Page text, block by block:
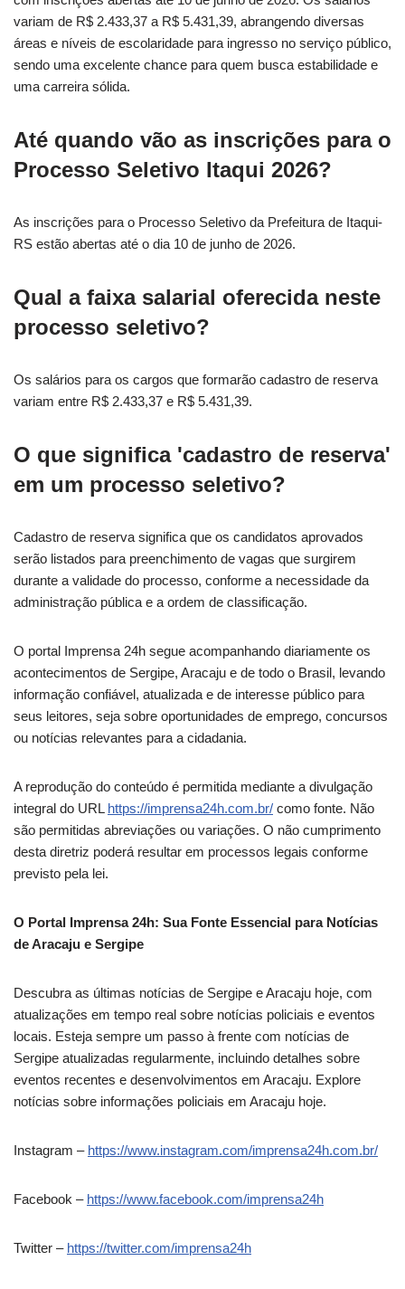
variam de R$ 2.433,37 a R$ 5.431,39, abrangendo diversas
áreas e níveis de escolaridade para ingresso no serviço público,
sendo uma excelente chance para quem busca estabilidade e
uma carreira sólida.
Até quando vão as inscrições para o
Processo Seletivo Itaqui 2026?
As inscrições para o Processo Seletivo da Prefeitura de Itaqui-
RS estão abertas até o dia 10 de junho de 2026.
Qual a faixa salarial oferecida neste
processo seletivo?
Os salários para os cargos que formarão cadastro de reserva
variam entre R$ 2.433,37 e R$ 5.431,39.
O que significa 'cadastro de reserva'
em um processo seletivo?
Cadastro de reserva significa que os candidatos aprovados
serão listados para preenchimento de vagas que surgirem
durante a validade do processo, conforme a necessidade da
administração pública e a ordem de classificação.
O portal Imprensa 24h segue acompanhando diariamente os
acontecimentos de Sergipe, Aracaju e de todo o Brasil, levando
informação confiável, atualizada e de interesse público para
seus leitores, seja sobre oportunidades de emprego, concursos
ou notícias relevantes para a cidadania.
A reprodução do conteúdo é permitida mediante a divulgação
integral do URL https://imprensa24h.com.br/ como fonte. Não
são permitidas abreviações ou variações. O não cumprimento
desta diretriz poderá resultar em processos legais conforme
previsto pela lei.
O Portal Imprensa 24h: Sua Fonte Essencial para Notícias
de Aracaju e Sergipe
Descubra as últimas notícias de Sergipe e Aracaju hoje, com
atualizações em tempo real sobre notícias policiais e eventos
locais. Esteja sempre um passo à frente com notícias de
Sergipe atualizadas regularmente, incluindo detalhes sobre
eventos recentes e desenvolvimentos em Aracaju. Explore
notícias sobre informações policiais em Aracaju hoje.
Instagram – https://www.instagram.com/imprensa24h.com.br/
Facebook – https://www.facebook.com/imprensa24h
Twitter – https://twitter.com/imprensa24h